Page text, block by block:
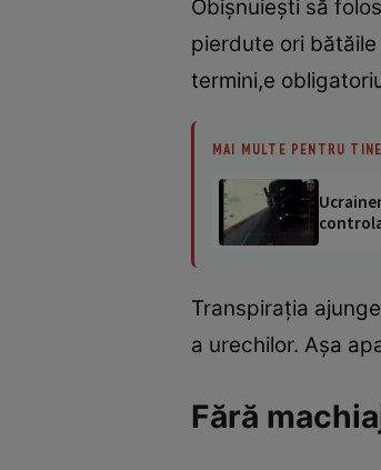
Obişnuieşti să
pierdute ori
termini,e
MAI MULTE PENTRU TINE
Transpiraţia
a urechilor. Aşa
Fără